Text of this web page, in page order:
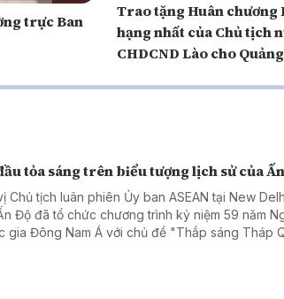
trực Ban
Trao tặng Huân chương
hạng nhất của Chủ tịch
CHDCND Lào cho
tỏa sáng trên biểu tượng lịch sử của
Chủ tịch luân phiên Ủy ban ASEAN tại New
Độ đã tổ chức chương trình kỷ niệm 59 năm
gia Đông Nam Á với chủ đề "Thắp sáng Tháp